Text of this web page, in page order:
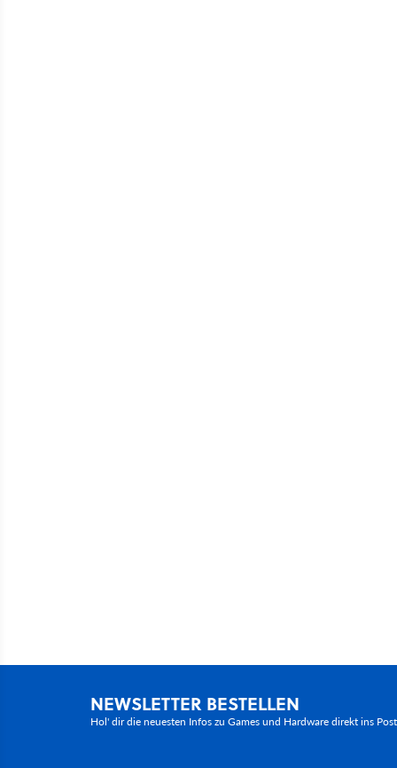
NEWSLETTER BESTELLEN
Hol' dir die neuesten Infos zu Games und Hardware direkt ins